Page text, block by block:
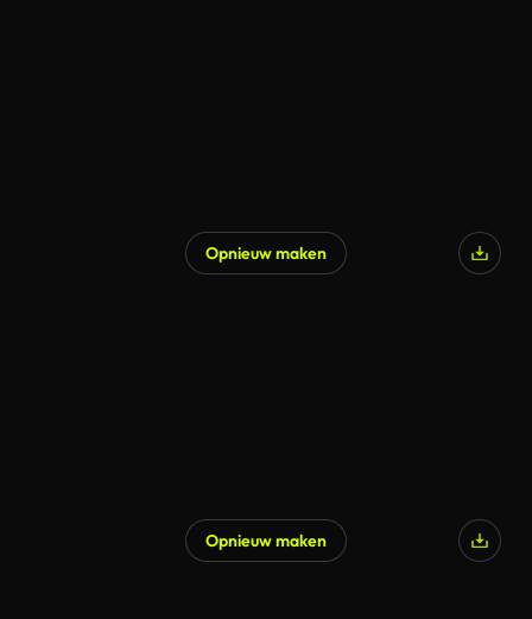
Opnieuw maken
Opnieuw maken